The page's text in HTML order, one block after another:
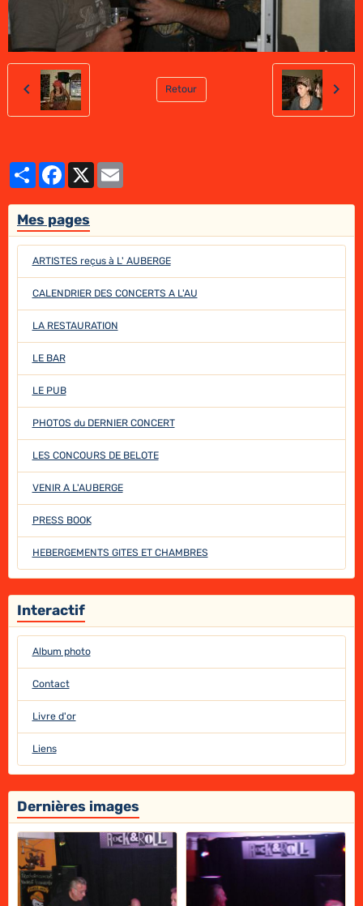
Retour
PartagerFacebook
X
Mes pages
ARTISTES reçus à L' AUBERGE
CALENDRIER DES CONCERTS A L'AU
LA RESTAURATION
LE BAR
LE PUB
PHOTOS du DERNIER CONCERT
LES CONCOURS DE BELOTE
VENIR A L'AUBERGE
PRESS BOOK
HEBERGEMENTS GITES ET CHAMBRES
Interactif
Album photo
Contact
Livre d'or
Liens
Dernières images